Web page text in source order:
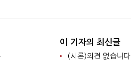
이 기자의 최신글
(시론)의견 없습니다